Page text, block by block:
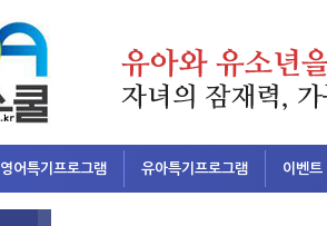
영어특기프로그램 유아특기프로그램 이벤트